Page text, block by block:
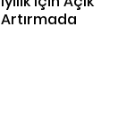
Artırmada